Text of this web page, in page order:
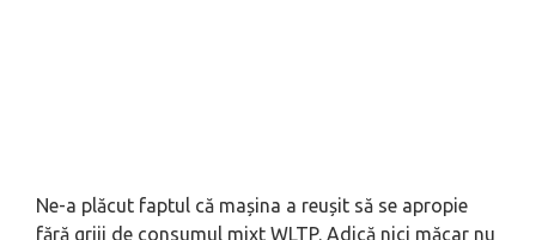
Ne-a plăcut faptul că mașina a reușit să se apropie
fără griji de consumul mixt WLTP. Adică nici măcar nu